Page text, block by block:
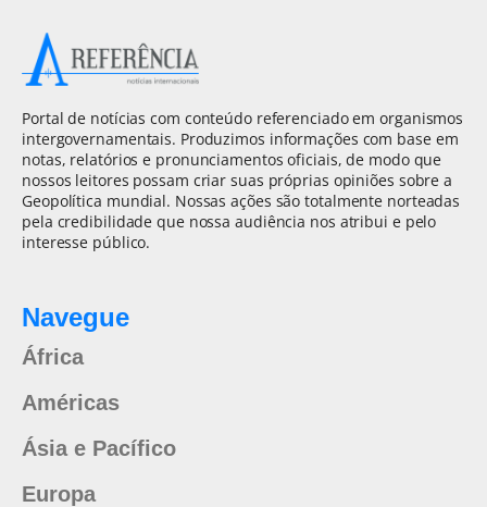
Portal de notícias com conteúdo referenciado em organismos
intergovernamentais. Produzimos informações com base em
notas, relatórios e pronunciamentos oficiais, de modo que
nossos leitores possam criar suas próprias opiniões sobre a
Geopolítica mundial. Nossas ações são totalmente norteadas
pela credibilidade que nossa audiência nos atribui e pelo
interesse público.
Navegue
África
Américas
Ásia e Pacífico
Europa